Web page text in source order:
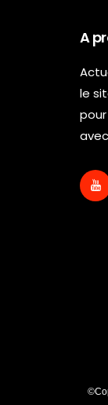
A
le